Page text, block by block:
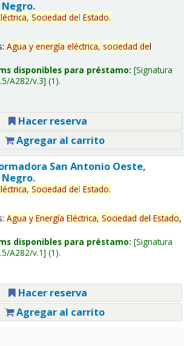
Sociedad del Estado.
Agua y energía eléctrica, sociedad del
disponibles para préstamo: Signatura
A282/v.3 (1).
Hacer reserva
Agregar al carrito
San Antonio Oeste,
Sociedad del Estado.
Agua y Energía Eléctrica, Sociedad del Estado,
disponibles para préstamo: Signatura
A282/v.1 (1).
Hacer reserva
Agregar al carrito